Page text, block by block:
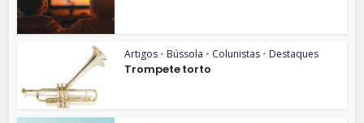
Artigos • Bússola • Colunistas • Destaques
Trompete torto